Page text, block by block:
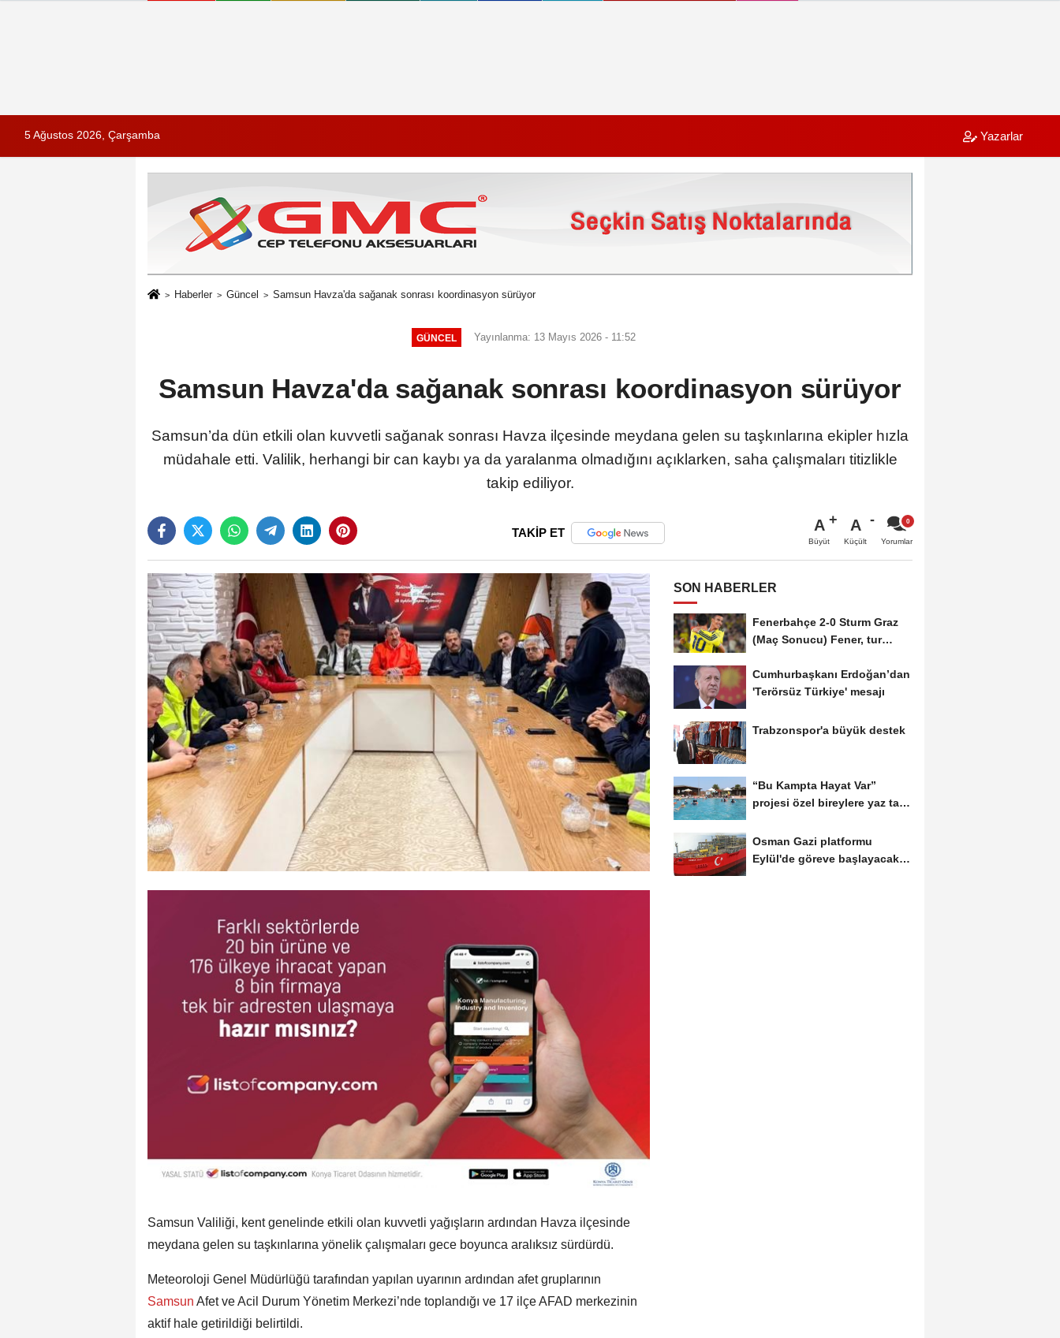
5 Ağustos 2026, Çarşamba Yazarlar
Haberler Güncel Samsun Havza'da sağanak sonrası koordinasyon sürüyor
GÜNCEL Yayınlanma: 13 Mayıs 2026 - 11:52
Samsun Havza'da sağanak sonrası koordinasyon sürüyor
Samsun’da dün etkili olan kuvvetli sağanak sonrası Havza ilçesinde meydana gelen su taşkınlarına ekipler hızla
müdahale etti. Valilik, herhangi bir can kaybı ya da yaralanma olmadığını açıklarken, saha çalışmaları titizlikle
takip ediliyor.
TAKİP ET A
Büyüt
A
Küçült Yorumlar
Samsun Valiliği, kent genelinde etkili olan kuvvetli yağışların ardından Havza ilçesinde
meydana gelen su taşkınlarına yönelik çalışmaları gece boyunca aralıksız sürdürdü.
Meteoroloji Genel Müdürlüğü tarafından yapılan uyarının ardından afet gruplarının
Samsun Afet ve Acil Durum Yönetim Merkezi’nde toplandığı ve 17 ilçe AFAD merkezinin
aktif hale getirildiği belirtildi.
SON HABERLER
Fenerbahçe 2-0 Sturm Graz
(Maç Sonucu) Fener, tur
Cumhurbaşkanı Erdoğan’dan
'Terörsüz Türkiye' mesajı
Trabzonspor'a büyük destek
“Bu Kampta Hayat Var”
projesi özel bireylere yaz tatili
Osman Gazi platformu
Eylül'de göreve başlayacak...